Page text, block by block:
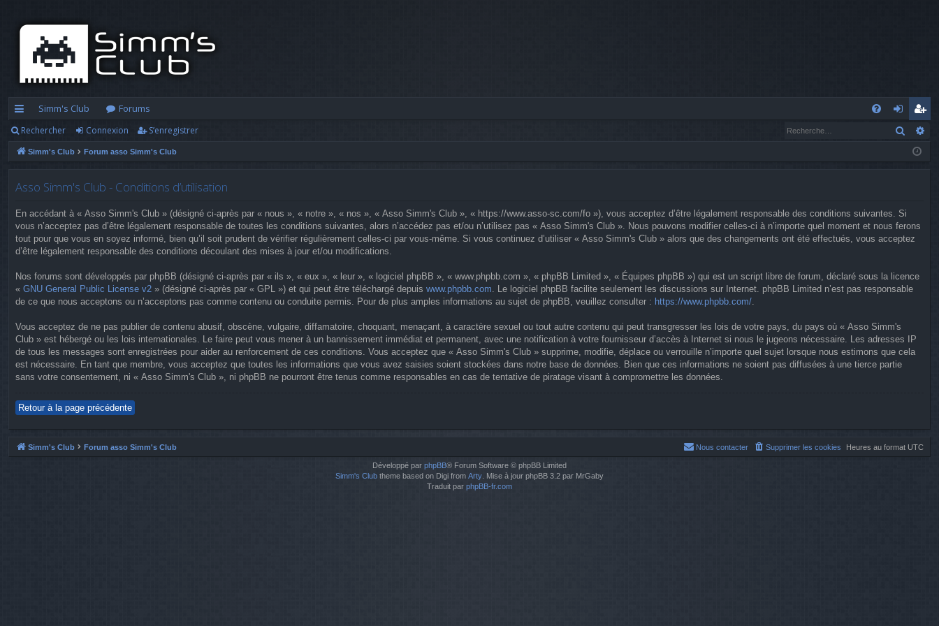
cc
ès
d
e
Simm's Club
Forums
o
io
n
’e
nr
re
Rechercher Connexion S’enregistrer
Simm's Club Forum asso Simm's Club
Asso Simm's Club - Conditions d’utilisation
En accédant à « Asso Simm's Club » (désigné ci-après par « nous », « notre », « nos », « Asso Simm's Club », « https://www.asso-sc.com/fo »), vous acceptez d’être légalement responsable des conditions suivantes. Si
vous n’acceptez pas d’être légalement responsable de toutes les conditions suivantes, alors n’accédez pas et/ou n’utilisez pas « Asso Simm's Club ». Nous pouvons modifier celles-ci à n’importe quel moment et nous ferons
tout pour que vous en soyez informé, bien qu’il soit prudent de vérifier régulièrement celles-ci par vous-même. Si vous continuez d’utiliser « Asso Simm's Club » alors que des changements ont été effectués, vous acceptez
d’être légalement responsable des conditions découlant des mises à jour et/ou modifications.
Nos forums sont développés par phpBB (désigné ci-après par « ils », « eux », « leur », « logiciel phpBB », « www.phpbb.com », « phpBB Limited », « Équipes phpBB ») qui est un script libre de forum, déclaré sous la licence
« GNU General Public License v2 » (désigné ci-après par « GPL ») et qui peut être téléchargé depuis www.phpbb.com . Le logiciel phpBB facilite seulement les discussions sur Internet. phpBB Limited n’est pas responsable
de ce que nous acceptons ou n’acceptons pas comme contenu ou conduite permis. Pour de plus amples informations au sujet de phpBB, veuillez consulter : https://www.phpbb.com/
Vous acceptez de ne pas publier de contenu abusif, obscène, vulgaire, diffamatoire, choquant, menaçant, à caractère sexuel ou tout autre contenu qui peut transgresser les lois de votre pays, du pays où « Asso Simm's
Club » est hébergé ou les lois internationales. Le faire peut vous mener à un bannissement immédiat et permanent, avec une notification à votre fournisseur d’accès à Internet si nous le jugeons nécessaire. Les adresses IP
de tous les messages sont enregistrées pour aider au renforcement de ces conditions. Vous acceptez que « Asso Simm's Club » supprime, modifie, déplace ou verrouille n’importe quel sujet lorsque nous estimons que cela
est nécessaire. En tant que membre, vous acceptez que toutes les informations que vous avez saisies soient stockées dans notre base de données. Bien que ces informations ne soient pas diffusées à une tierce partie
sans votre consentement, ni « Asso Simm's Club », ni phpBB ne pourront être tenus comme responsables en cas de tentative de piratage visant à compromettre les données.
Retour à la page précédente
Simm's Club Forum asso Simm's Club Heures au format UTC
Supprimer les cookies
Nous contacter
Développé par phpBB® Forum Software © phpBB Limited
Simm's Club theme based on Digi from Arty . Mise à jour phpBB 3.2 par MrGaby
Traduit par phpBB-fr.com